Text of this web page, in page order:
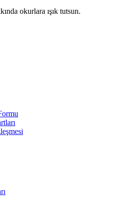
okurlara ışık tutsun.